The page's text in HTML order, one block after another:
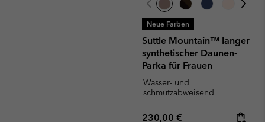
Neue Farben
Suttle Mountain™ langer
synthetischer Daunen-
Parka für Frauen
Wasser- und
schmutzabweisend
Regular price:
230,00 €